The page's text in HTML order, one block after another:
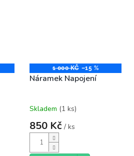
1 000 KČ –15 %
Náramek Napojení
Skladem (1 ks)
850 Kč / ks